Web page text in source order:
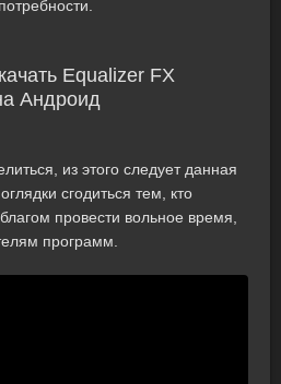
Equalizer FX
Андроид
из этого следует данная
сгодиться тем, кто
провести вольное время,
программ.